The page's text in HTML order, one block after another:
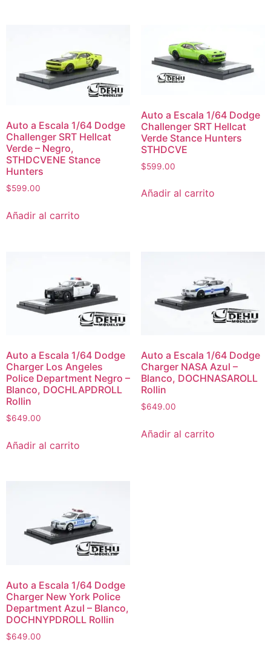
Auto a Escala 1/64 Dodge
Challenger SRT Hellcat
Verde – Negro,
STHDCVENE Stance
Hunters
$599.00
Añadir al carrito
Auto a Escala 1/64 Dodge
Challenger SRT Hellcat
Verde Stance Hunters
STHDCVE
$599.00
Añadir al carrito
Auto a Escala 1/64 Dodge
Charger Los Angeles
Police Department Negro –
Blanco, DOCHLAPDROLL
Rollin
$649.00
Añadir al carrito
Auto a Escala 1/64 Dodge
Charger NASA Azul –
Blanco, DOCHNASAROLL
Rollin
$649.00
Añadir al carrito
Auto a Escala 1/64 Dodge
Charger New York Police
Department Azul – Blanco,
DOCHNYPDROLL Rollin
$649.00